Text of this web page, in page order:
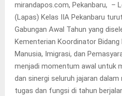
mirandapos.com, Pekanbaru, –
(Lapas) Kelas IIA Pekanbaru
Gabungan Awal Tahun yang
Kementerian Koordinator Bidang
Manusia, Imigrasi, dan
menjadi momentum awal untuk
dan sinergi seluruh jajaran
tugas dan fungsi di tahun